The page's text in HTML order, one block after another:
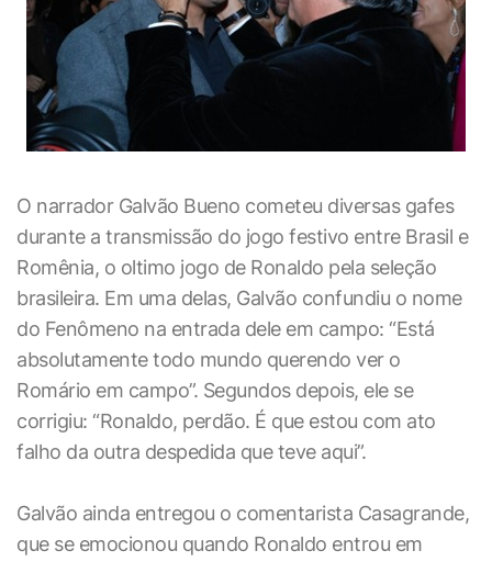
O narrador Galvão Bueno cometeu diversas gafes
durante a transmissão do jogo festivo entre Brasil e
Romênia, o oltimo jogo de Ronaldo pela seleção
brasileira. Em uma delas, Galvão confundiu o nome
do Fenômeno na entrada dele em campo: “Está
absolutamente todo mundo querendo ver o
Romário em campo”. Segundos depois, ele se
corrigiu: “Ronaldo, perdão. É que estou com ato
falho da outra despedida que teve aqui”.
Galvão ainda entregou o comentarista Casagrande,
que se emocionou quando Ronaldo entrou em